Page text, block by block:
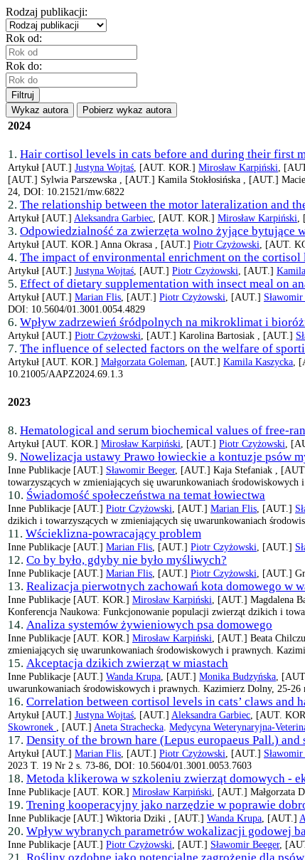
Rodzaj publikacji:
Rok od:
Rok do:
Filtruj
Wykaz autora
Pobierz wykaz autora
2024
1. Hair cortisol levels in cats before and during their first
Artykuł [AUT.] Justyna Wojtaś, [AUT. KOR.] Mirosław Karpiński,
[AUT.] Sylwia Parszewska , [AUT.] Kamila Stokłosińska , [AUT.]
24, DOI: 10.21521/mw.6822
2. The relationship between the motor lateralization and
Artykuł [AUT.] Aleksandra Garbiec, [AUT. KOR.] Mirosław Karpiński,
3. Odpowiedzialność za zwierzęta wolno żyjące bytujące
Artykuł [AUT. KOR.] Anna Okrasa , [AUT.] Piotr Czyżowski, [AUT.
4. The impact of environmental enrichment on the cortisol
Artykuł [AUT.] Justyna Wojtaś, [AUT.] Piotr Czyżowski, [AUT.]
5. Effect of dietary supplementation with insect meal on
Artykuł [AUT.] Marian Flis, [AUT.] Piotr Czyżowski, [AUT.] Sławomir
DOI: 10.5604/01.3001.0054.4829
6. Wpływ zadrzewień śródpolnych na mikroklimat i
Artykuł [AUT.] Piotr Czyżowski, [AUT.] Karolina Bartosiak , [AUT.]
7. The influence of selected factors on the welfare of
Artykuł [AUT. KOR.] Małgorzata Goleman, [AUT.] Kamila Kaszycka,
10.21005/AAPZ2024.69.1.3
2023
8. Hematological and serum biochemical values of free-
Artykuł [AUT. KOR.] Mirosław Karpiński , [AUT.] Piotr Czyżowski ,
9. Nowelizacja ustawy Prawo łowieckie a kontuzje psów
Inne Publikacje [AUT.] Sławomir Beeger, [AUT.] Kaja Stefaniak ,
towarzyszących w zmieniających się uwarunkowaniach
10. Świadomość społeczeństwa na temat łowiectwa
Inne Publikacje [AUT.] Piotr Czyżowski , [AUT.] Marian Flis , [AUT.]
dzikich i towarzyszących w zmieniających się uwarunkowaniach
11. Wścieklizna-powracający problem
Inne Publikacje [AUT.] Marian Flis , [AUT.] Piotr Czyżowski , [AUT.]
12. Co by było, gdyby nie było myśliwych?
Inne Publikacje [AUT.] Marian Flis , [AUT.] Piotr Czyżowski , [AUT.]
13. Realizacja pierwotnych zachowań kota domowego w
Inne Publikacje [AUT. KOR.] Mirosław Karpiński , [AUT.] Magdalena
Konferencja Naukowa: Funkcjonowanie populacji zwierząt dzikich i
14. Analiza systemów żywieniowych psa domowego
Inne Publikacje [AUT. KOR.] Mirosław Karpiński , [AUT.] Beata
zmieniających się uwarunkowaniach środowiskowych i prawnych.
15. Akceptacja dzikich zwierząt w miastach
Inne Publikacje [AUT.] Wanda Krupa , [AUT.] Monika Budzyńska ,
uwarunkowaniach środowiskowych i prawnych. Kazimierz Dolny, 25-
16. Correlation between cortisol levels in cats’ claws and
Artykuł [AUT.] Justyna Wojtaś , [AUT.] Aleksandra Garbiec , [AUT.
Skowronek
, [AUT.] Aneta Strachecka Medycyna Weterynaryjna-
17. Density of the brown hare (Lepus europaeus Pall.)
Artykuł [AUT.] Marian Flis , [AUT.] Piotr Czyżowski , [AUT.] Sławomir
2023 T. 19 Nr 2 s. 73-86, DOI: 10.5604/01.3001.0053.7603
18. Metoda klikerowa w szkoleniu zwierząt domowych -
Inne Publikacje [AUT. KOR.] Mirosław Karpiński , [AUT.] Małgorzata
19. Trening kooperacyjny jako narzędzie w poprawie
Inne Publikacje [AUT.] Wiktoria Dziki , [AUT.] Wanda Krupa , [AUT.]
20. Wpływ wybranych parametrów wokalizacji godowej
Inne Publikacje [AUT.] Piotr Czyżowski , [AUT.] Sławomir Beeger,